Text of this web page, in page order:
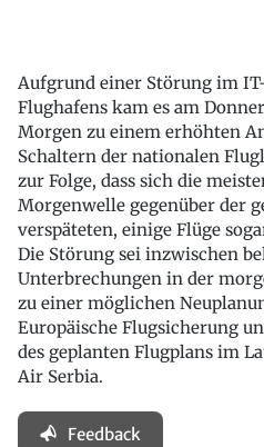
Aufgrund einer Störung im
Flughafens kam es am
Morgen zu einem erhöhten
Schaltern der nationalen
zur Folge, dass sich die
Morgenwelle gegenüber der
verspäteten, einige Flüge
Die Störung sei inzwischen
Unterbrechungen in der
zu einer möglichen
Europäische Flugsicherung
des geplanten Flugplans im
Air Serbia.
Feedback